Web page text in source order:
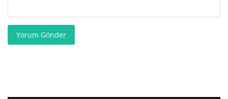
Yorum Gönder